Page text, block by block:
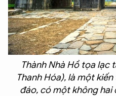
Thành Nhà Hồ tọa lạc
Thanh Hóa), là một
đáo, có một không hai